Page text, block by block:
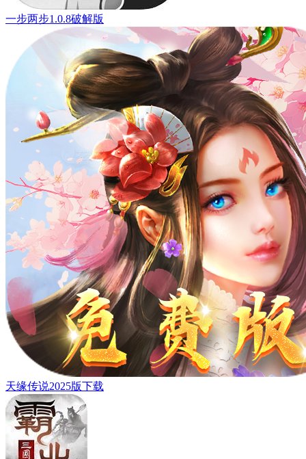
一步两步1.0.8破解版
天缘传说2025版下载